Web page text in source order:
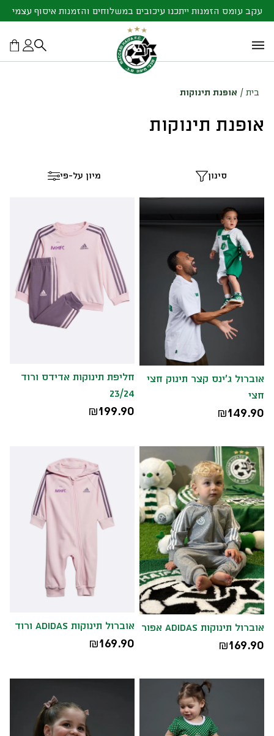
עקב עומס הזמנות ייתכנו עיכובים במשלוחים והזמנות איסוף עצמי
בית / אופנת תינוקות
אופנת תינוקות
סינון מיון על-פי
אוברול ג'ינס קצר תינוק חצי
חצי
₪149.90
חליפת תינוקות אדידס ורוד
23/24
₪199.90
אוברול תינוקות ADIDAS אפור
₪169.90
אוברול תינוקות ADIDAS ורוד
₪169.90